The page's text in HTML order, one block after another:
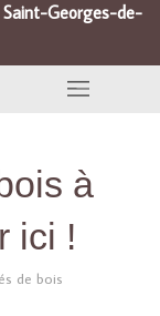
Georges-de-
à
ici !
de bois